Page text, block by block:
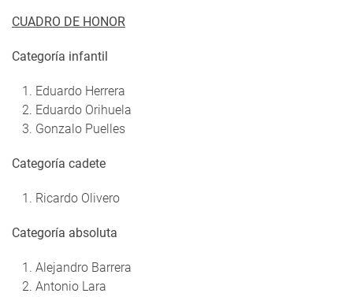
CUADRO DE HONOR
Categoría infantil
Eduardo Herrera
Eduardo Orihuela
Gonzalo Puelles
Categoría cadete
Ricardo Olivero
Categoría absoluta
Alejandro Barrera
Antonio Lara